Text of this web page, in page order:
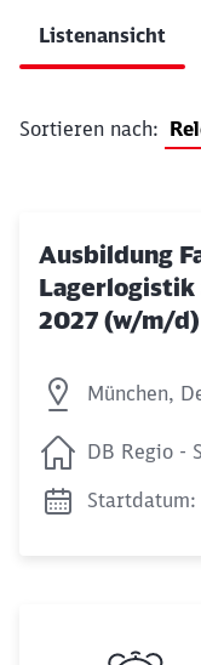
Listenansicht
Sortieren nach:
Ausbildung
Lagerlogistik
2027 (w/m/d)
München,
DB Regio -